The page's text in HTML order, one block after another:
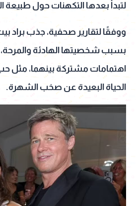
لتبدأ بعدها التكهنات حول طبيعة
ووفقًا لتقارير صحفية، جذب براد
بسبب شخصيتها الهادئة والمرحة،
اهتمامات مشتركة بينهما، مثل
الحياة البعيدة عن صخب الشهرة.